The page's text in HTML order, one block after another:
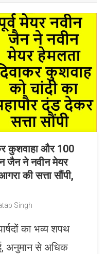
कुशवाहा और 100
जैन ने नवीन मेयर
की सत्ता सौंपी,
Singh
का भव्य शपथ
अनुमान से अधिक